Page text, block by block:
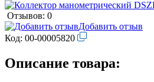
Отзывов: 0
Добавить отзыв
Код: 00-00005820
Описание товара: